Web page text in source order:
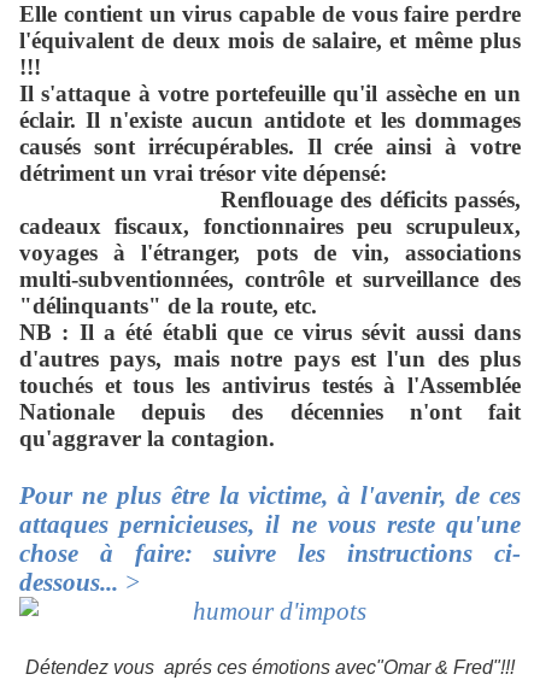
Elle contient un virus capable de vous faire perdre
l'équivalent de deux mois de salaire, et même plus
!!!
Il s'attaque à votre portefeuille qu'il assèche en un
éclair. Il n'existe aucun antidote et les dommages
causés sont irrécupérables. Il crée ainsi à votre
détriment un vrai trésor vite dépensé:
Renflouage des déficits passés,
cadeaux fiscaux, fonctionnaires peu scrupuleux,
voyages à l'étranger, pots de vin, associations
multi-subventionnées, contrôle et surveillance des
"délinquants" de la route, etc.
NB : Il a été établi que ce virus sévit aussi dans
d'autres pays, mais notre pays est l'un des plus
touchés et tous les antivirus testés à l'Assemblée
Nationale depuis des décennies n'ont fait
qu'aggraver la contagion.
Pour ne plus être la victime, à l'avenir, de ces
attaques pernicieuses, il ne vous reste qu'une
chose à faire: suivre les instructions ci-
dessous... >
Détendez vous aprés ces émotions avec"Omar & Fred"!!!